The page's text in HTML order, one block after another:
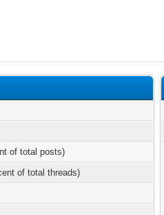
of total posts)
of total threads)